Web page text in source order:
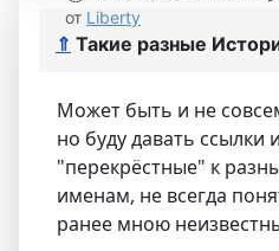
от Liberty
⇑ Такие разные
Может быть и не
но буду давать ссылки
"перекрёстные" к
именам, не всегда
ранее мною